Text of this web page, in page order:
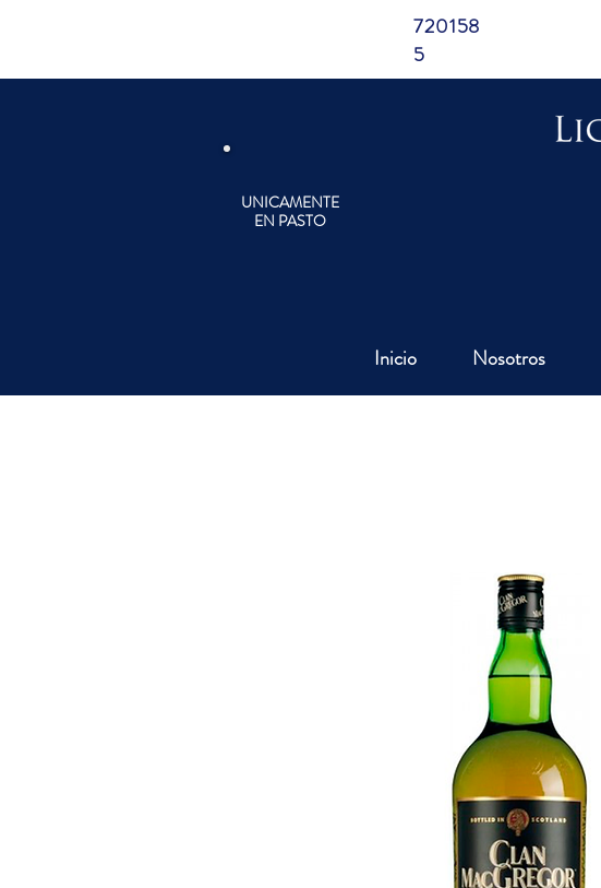
720158
5
UNICAMENTE
EN PASTO
Inicio Nosotros